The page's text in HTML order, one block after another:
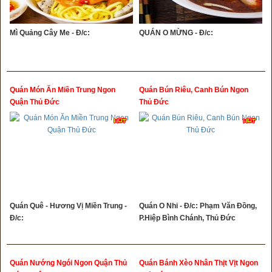
Mì Quảng Cây Me - Đ/c: QUÁN O MỪNG - Đ/c:
Quán Món Ăn Miền Trung Ngon
Quận Thủ Đức
Quán Quê - Hương Vị Miền Trung -
Đ/c:
Quán Bún Riêu, Canh Bún Ngon
Thủ Đức
Quán O Nhi - Đ/c: Phạm Văn Đồng,
P.Hiệp Bình Chánh, Thủ Đức
Quán Nướng Ngói Ngon Quận Thủ
Quán Bánh Xèo Nhân Thịt Vịt Ngon